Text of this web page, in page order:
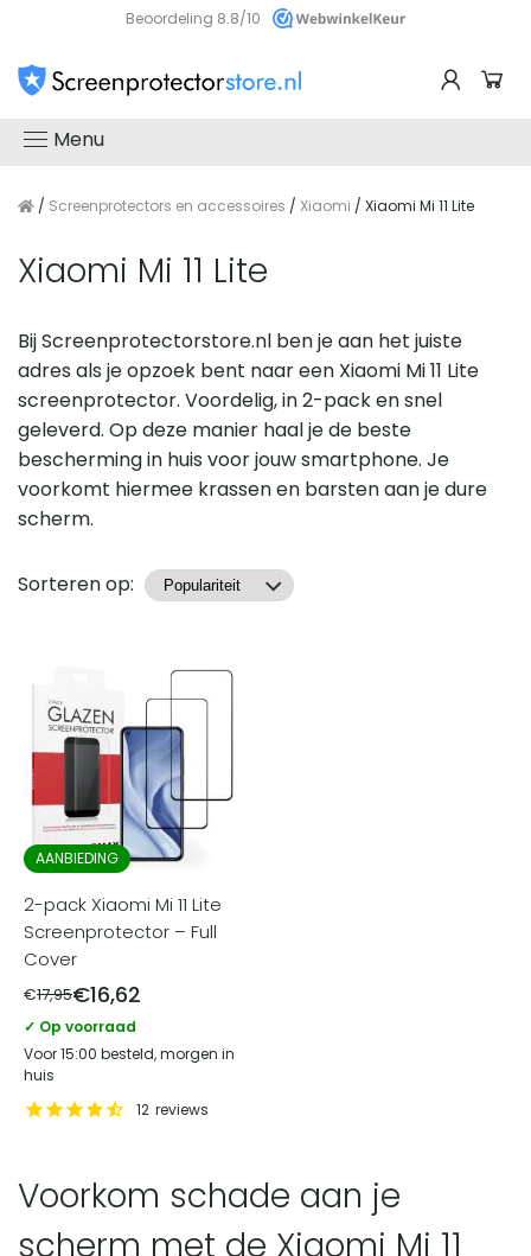
Beoordeling 8.8/10
Menu
/ Screenprotectors en accessoires / Xiaomi / Xiaomi Mi 11 Lite
Xiaomi Mi 11 Lite
Bij Screenprotectorstore.nl ben je aan het juiste
adres als je opzoek bent naar een Xiaomi Mi 11 Lite
screenprotector. Voordelig, in 2-pack en snel
geleverd. Op deze manier haal je de beste
bescherming in huis voor jouw smartphone. Je
voorkomt hiermee krassen en barsten aan je dure
scherm.
Producten
Sorteren op:
AANBIEDING
2-pack Xiaomi Mi 11 Lite
Screenprotector – Full
Cover
€17,95€16,62
✓ Op voorraad
Voor 15:00 besteld, morgen in
huis
12 reviews
Voorkom schade aan je
scherm met de Xiaomi Mi 11